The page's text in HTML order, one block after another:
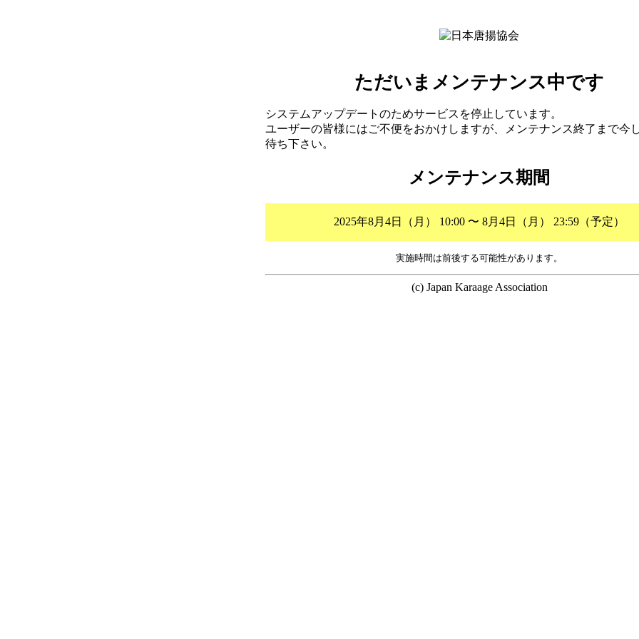
ただいまメンテナンス中です
システムアップデートのためサービスを停止しています。
ユーザーの皆様にはご不便をおかけしますが、メンテナンス終了まで今
待ち下さい。
メンテナンス期間
2025年8月4日（月） 10:00 〜 8月4日（月） 23:59（予定）
実施時間は前後する可能性があります。
(c) Japan Karaage Association